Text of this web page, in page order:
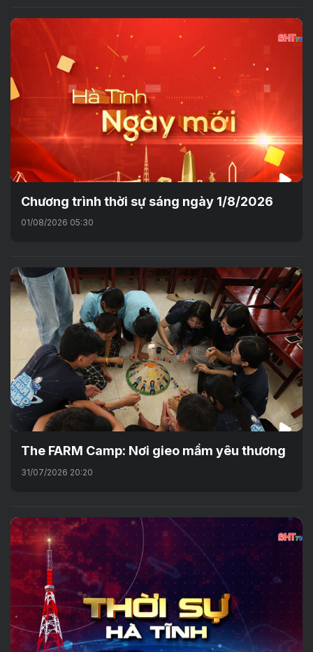
Chương trình thời sự sáng ngày 1/8/2026
01/08/2026 05:30
The FARM Camp: Nơi gieo mầm yêu thương
31/07/2026 20:20